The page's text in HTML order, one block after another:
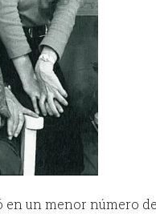
un menor número de